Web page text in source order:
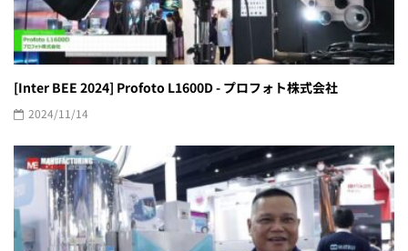
[Inter BEE 2024] Profoto L1600D - プロフォト株式会社
2024/11/14